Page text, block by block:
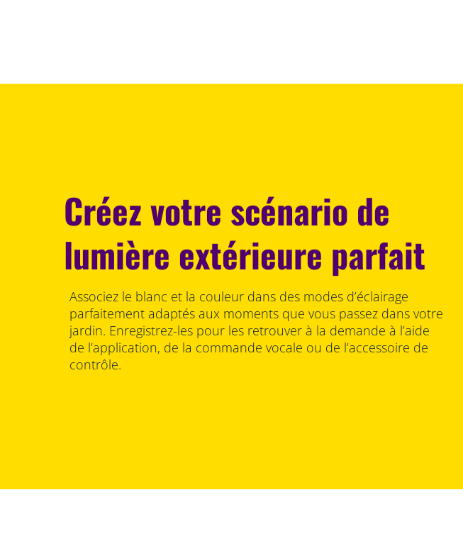
Créez votre scénario de
lumière extérieure parfait
Associez le blanc et la couleur dans des modes d’éclairage
parfaitement adaptés aux moments que vous passez dans votre
jardin. Enregistrez-les pour les retrouver à la demande à l’aide
de l’application, de la commande vocale ou de l’accessoire de
contrôle.